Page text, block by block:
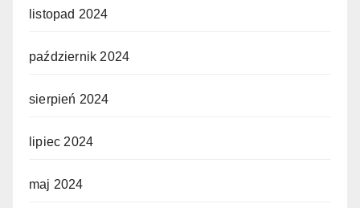
listopad 2024
październik 2024
sierpień 2024
lipiec 2024
maj 2024